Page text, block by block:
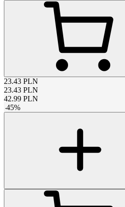
23.43 PLN
23.43 PLN
42.99 PLN
-45%